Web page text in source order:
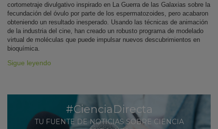
cortometraje divulgativo inspirado en La Guerra de las Galaxias sobre la
fecundación del óvulo por parte de los espermatozoides, pero acabaron
obteniendo un resultado inesperado. Usando las técnicas de animación
de la industria del cine, han creado un robusto programa de modelado
virtual de moléculas que puede impulsar nuevos descubrimientos en
bioquímica.
Sigue leyendo
#CienciaDirecta
TU FUENTE DE NOTICIAS SOBRE CIENCIA